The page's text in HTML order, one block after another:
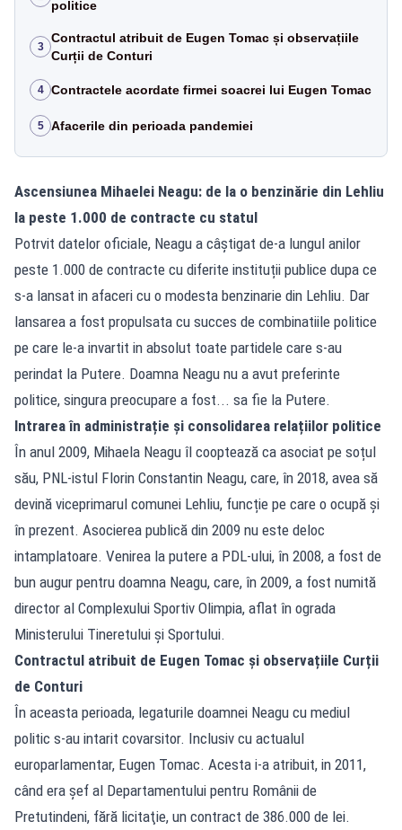
politice
3
Contractul atribuit de Eugen Tomac și observațiile
Curții de Conturi
4 Contractele acordate firmei soacrei lui Eugen Tomac
5 Afacerile din perioada pandemiei
Ascensiunea Mihaelei Neagu: de la o benzinărie din Lehliu
la peste 1.000 de contracte cu statul
Potrvit datelor oficiale, Neagu a câștigat de-a lungul anilor
peste 1.000 de contracte cu diferite instituții publice dupa ce
s-a lansat in afaceri cu o modesta benzinarie din Lehliu. Dar
lansarea a fost propulsata cu succes de combinatiile politice
pe care le-a invartit in absolut toate partidele care s-au
perindat la Putere. Doamna Neagu nu a avut preferinte
politice, singura preocupare a fost... sa fie la Putere.
Intrarea în administrație și consolidarea relațiilor politice
În anul 2009, Mihaela Neagu îl cooptează ca asociat pe soțul
său, PNL-istul Florin Constantin Neagu, care, în 2018, avea să
devină viceprimarul comunei Lehliu, funcție pe care o ocupă și
în prezent. Asocierea publică din 2009 nu este deloc
intamplatoare. Venirea la putere a PDL-ului, în 2008, a fost de
bun augur pentru doamna Neagu, care, în 2009, a fost numită
director al Complexului Sportiv Olimpia, aflat în ograda
Ministerului Tineretului și Sportului.
Contractul atribuit de Eugen Tomac și observațiile Curții
de Conturi
În aceasta perioada, legaturile doamnei Neagu cu mediul
politic s-au intarit covarsitor. Inclusiv cu actualul
europarlamentar, Eugen Tomac. Acesta i-a atribuit, in 2011,
când era șef al Departamentului pentru Românii de
Pretutindeni, fără licitaţie, un contract de 386.000 de lei.